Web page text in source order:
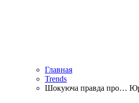
Главная
Trends
Шокуюча правда про…